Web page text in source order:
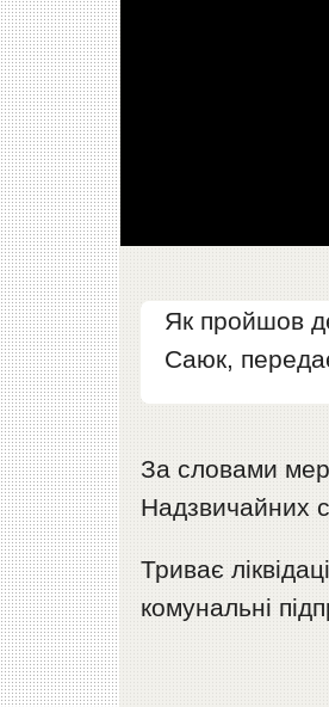
Як пройшов
Саюк,
За словами
Надзвичайних
Триває
комунальні